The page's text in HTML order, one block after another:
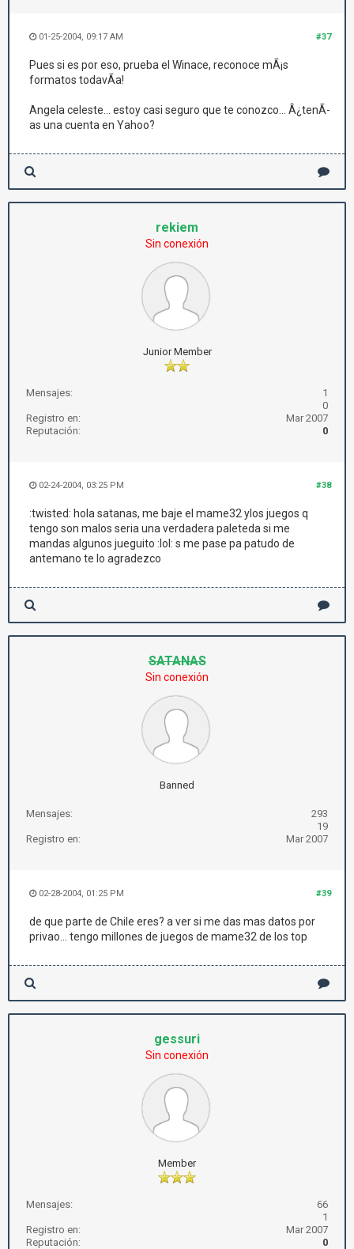
#37
01-25-2004, 09:17 AM
Pues si es por eso, prueba el Winace, reconoce mÃ¡s
formatos todavÃ­a!
Angela celeste... estoy casi seguro que te conozco... Â¿tenÃ­
as una cuenta en Yahoo?
rekiem
Sin conexión
Junior Member
Mensajes:
1
0
Registro en:
Mar 2007
Reputación:
0
#38
02-24-2004, 03:25 PM
:twisted: hola satanas, me baje el mame32 ylos juegos q
tengo son malos seria una verdadera paleteda si me
mandas algunos jueguito :lol: s me pase pa patudo de
antemano te lo agradezco
SATANAS
Sin conexión
Banned
Mensajes:
293
19
Registro en:
Mar 2007
#39
02-28-2004, 01:25 PM
de que parte de Chile eres? a ver si me das mas datos por
privao... tengo millones de juegos de mame32 de los top
gessuri
Sin conexión
Member
Mensajes:
66
1
Registro en:
Mar 2007
Reputación:
0